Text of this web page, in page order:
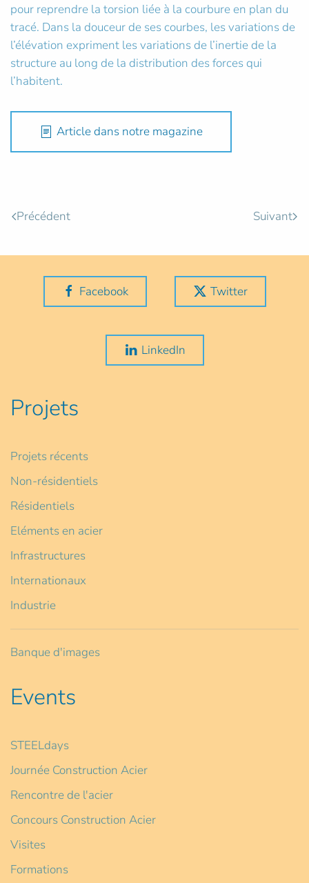
pour reprendre la torsion liée à la courbure en plan du
tracé. Dans la douceur de ses courbes, les variations de
l’élévation expriment les variations de l’inertie de la
structure au long de la distribution des forces qui
l’habitent.
Article dans notre magazine
Précédent Suivant
Facebook Twitter
LinkedIn
Projets
Projets récents
Non-résidentiels
Résidentiels
Eléments en acier
Infrastructures
Internationaux
Industrie
Banque d'images
Events
STEELdays
Journée Construction Acier
Rencontre de l'acier
Concours Construction Acier
Visites
Formations